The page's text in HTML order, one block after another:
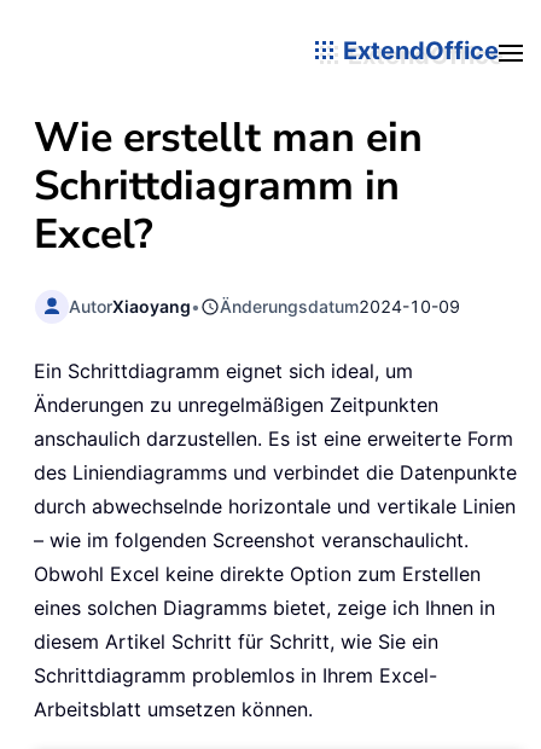
ExtendOffice
Wie erstellt man ein
Schrittdiagramm in
Excel?
AutorXiaoyang• Änderungsdatum2024-10-09
Ein Schrittdiagramm eignet sich ideal, um
Änderungen zu unregelmäßigen Zeitpunkten
anschaulich darzustellen. Es ist eine erweiterte Form
des Liniendiagramms und verbindet die Datenpunkte
durch abwechselnde horizontale und vertikale Linien
– wie im folgenden Screenshot veranschaulicht.
Obwohl Excel keine direkte Option zum Erstellen
eines solchen Diagramms bietet, zeige ich Ihnen in
diesem Artikel Schritt für Schritt, wie Sie ein
Schrittdiagramm problemlos in Ihrem Excel-
Arbeitsblatt umsetzen können.